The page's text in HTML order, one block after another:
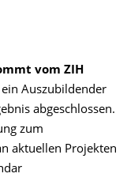
vom ZIH
Auszubildender
abgeschlossen.
zum
aktuellen Projekten